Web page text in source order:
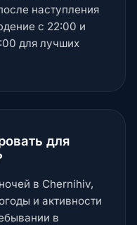
наступления
с 22:00 и
для лучших
для
в Chernihiv,
и активности
в